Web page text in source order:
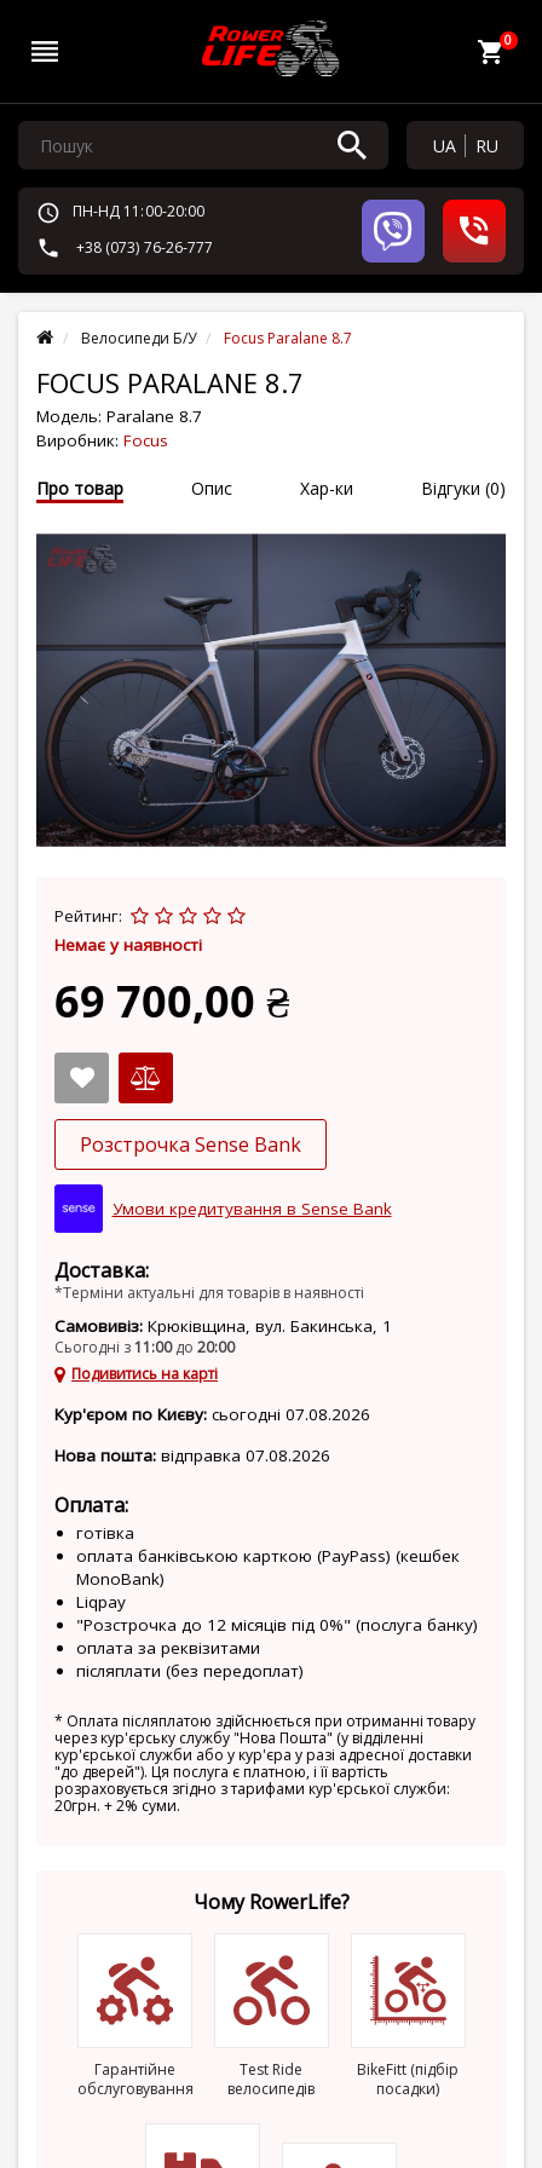
0
UA RU
ПН-НД 11:00-20:00
+38 (073) 76-26-777
Велосипеди Б/У Focus Paralane 8.7
FOCUS PARALANE 8.7
Модель: Paralane 8.7
Виробник: Focus
Про товар Опис Хар-ки Відгуки (0)
Немає у наявності
Рейтинг:
69 700,00 ₴
Розстрочка Sense Bank
Умови кредитування в Sense Bank
Доставка:
*Терміни актуальні для товарів в наявності
Самовивіз: Крюківщина, вул. Бакинська, 1
Сьогодні з11:00до 20:00
Подивитись на карті
Кур'єром по Києву: сьогодні 07.08.2026
Нова пошта: відправка 07.08.2026
Оплата:
готівка
оплата банківською карткою (PayPass) (кешбек
MonoBank)
Liqpay
"Розстрочка до 12 місяців під 0%" (послуга банку)
оплата за реквізитами
післяплати (без передоплат)
* Оплата післяплатою здійснюється при отриманні товару
через кур'єрську службу "Нова Пошта" (у відділенні
кур'єрської служби або у кур'єра у разі адресної доставки
"до дверей"). Ця послуга є платною, і її вартість
розраховується згідно з тарифами кур'єрської служби:
20грн. + 2% суми.
Чому RowerLife?
Гарантійне
обслуговування
Test Ride
велосипедів
BikeFitt (підбір
посадки)